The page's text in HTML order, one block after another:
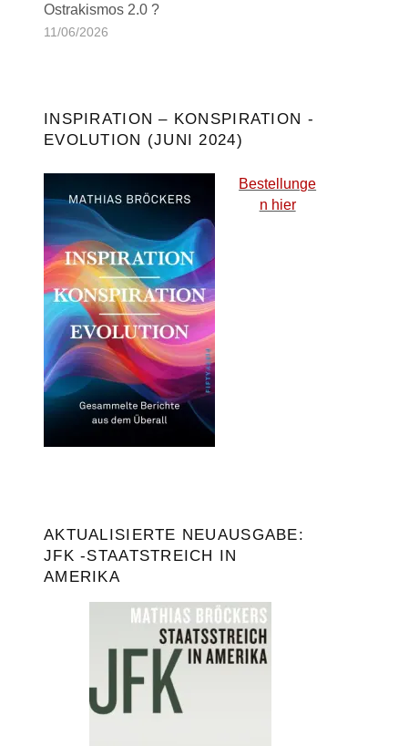
Ostrakismos 2.0 ?
11/06/2026
INSPIRATION – KONSPIRATION -
EVOLUTION (JUNI 2024)
Bestellunge
n hier
AKTUALISIERTE NEUAUSGABE:
JFK -STAATSTREICH IN
AMERIKA